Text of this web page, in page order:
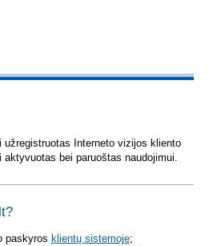
Interneto vizijos kliento
bei paruoštas naudojimui.
paskyros klientų sistemoje;